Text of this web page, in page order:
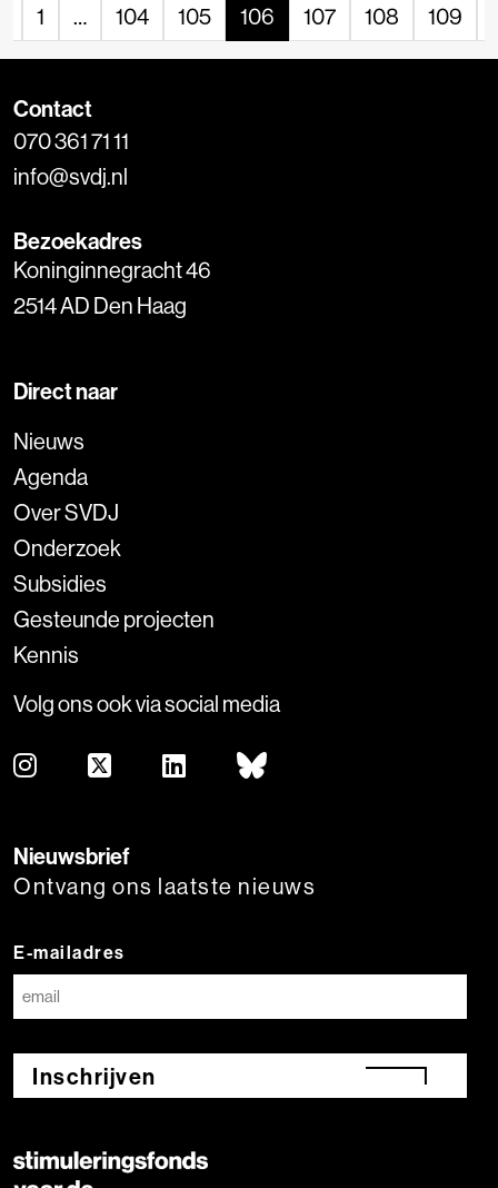
1 … 104 105 106 107 108 109
Contact
070 361 71 11
info@svdj.nl
Bezoekadres
Koninginnegracht 46
2514 AD Den Haag
Direct naar
Nieuws
Agenda
Over SVDJ
Onderzoek
Subsidies
Gesteunde projecten
Kennis
Volg ons ook via social media
Nieuwsbrief
Ontvang ons laatste nieuws
E-mailadres
Inschrijven